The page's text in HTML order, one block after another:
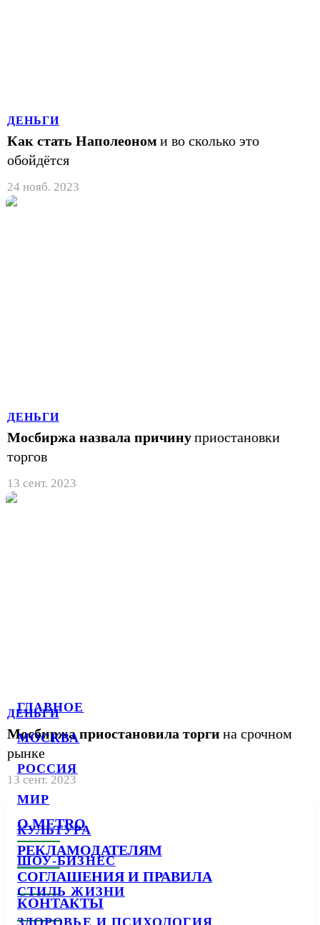
ГЛАВНОЕ
МОСКВА
РОССИЯ
МИР
КУЛЬТУРА
ШОУ-БИЗНЕС
СТИЛЬ ЖИЗНИ
ЗДОРОВЬЕ И ПСИХОЛОГИЯ
ДЕНЬГИ
Как стать Наполеоном и во сколько это
обойдётся
24 нояб. 2023
ДЕНЬГИ
Мосбиржа назвала причинуприостановки
торгов
13 сент. 2023
ДЕНЬГИ
Мосбиржа приостановила торги на срочном
рынке
13 сент. 2023
О METRO
РЕКЛАМОДАТЕЛЯМ
СОГЛАШЕНИЯ И ПРАВИЛА
КОНТАКТЫ